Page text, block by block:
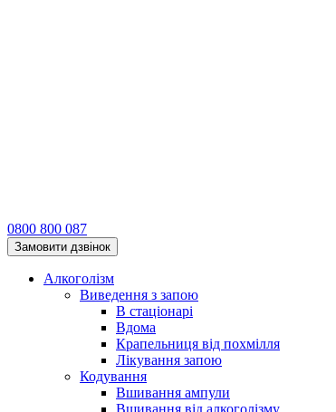
0800 800 087
Замовити дзвінок
Алкоголізм
Виведення з запою
В стаціонарі
Вдома
Крапельниця від похмілля
Лікування запою
Кодування
Вшивання ампули
Вшивання від алкоголізму